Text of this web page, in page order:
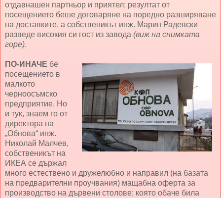
отдавнашен партньор и приятел; резултат от
посещението беше договаряне на поредно разширяване
на доставките, а собственикът инж. Марин Радевски
разведе високия си гост из завода (виж на снимката
горе).
ПО-ИНАЧЕ бе
посещението в
малкото
черноосъмско
предприятие. Но
и тук, знаем го от
директора на
„Обнова“ инж.
Николай Малчев,
собственикът на
ИКЕА се държал
много естествено и дружелюбно и направил (на базата
на предварителни проучвания) мащабна оферта за
производство на дървени столове; която обаче била